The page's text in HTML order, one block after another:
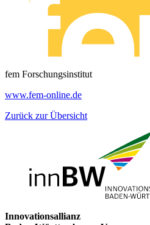
fem Forschungsinstitut
www.fem-online.de
Zurück zur Übersicht
Innovationsallianz